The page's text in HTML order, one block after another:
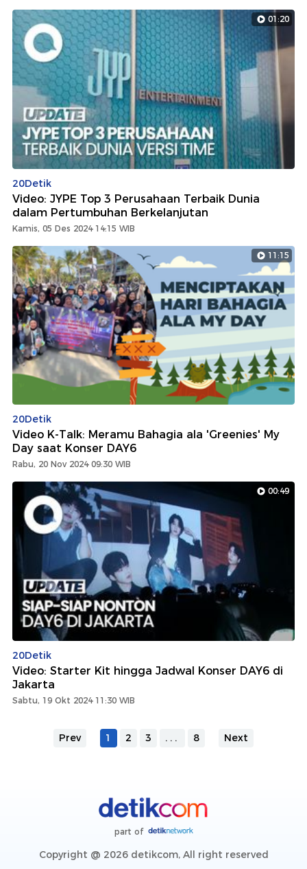
01:20
20Detik
Video: JYPE Top 3 Perusahaan Terbaik Dunia
dalam Pertumbuhan Berkelanjutan
Kamis, 05 Des 2024 14:15 WIB
11:15
20Detik
Video K-Talk: Meramu Bahagia ala 'Greenies' My
Day saat Konser DAY6
Rabu, 20 Nov 2024 09:30 WIB
00:49
20Detik
Video: Starter Kit hingga Jadwal Konser DAY6 di
Jakarta
Sabtu, 19 Okt 2024 11:30 WIB
Prev 1 2 3 ... 8 Next
part of
Copyright @ 2026 detikcom, All right reserved